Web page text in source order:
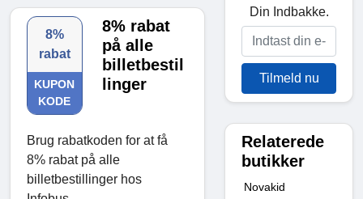
8%
rabat
KUPON
KODE
8% rabat
på alle
billetbestil
linger
Brug rabatkoden for at få
8% rabat på alle
billetbestillinger hos
Din Indbakke.
Tilmeld nu
Relaterede
butikker
Novakid